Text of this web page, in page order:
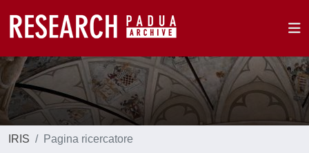
IRIS Pagina ricercatore